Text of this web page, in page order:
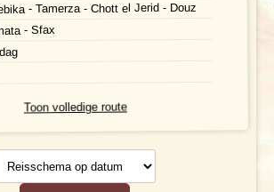
- Tamerza - Chott el Jerid - Douz
- Sfax
Toon volledige route